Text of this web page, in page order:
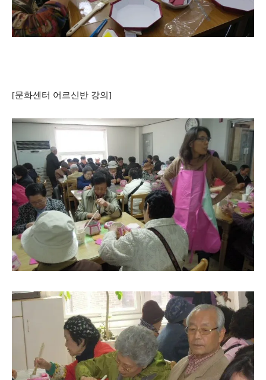
[문화센터 어르신반 강의]